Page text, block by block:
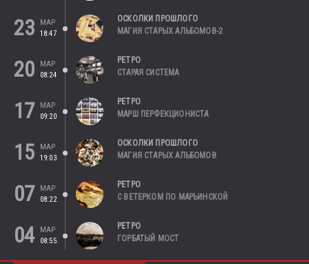
23
МАР
18:47
ОСКОЛКИ ПРОШЛОГО
МАГИЯ СТАРЫХ АЛЬБОМОВ-2
20
МАР
08:24
РЕТРО
СТАРАЯ СИСТЕМА
17
МАР
09:20
РЕТРО
МАРШ ПЕРФЕКЦИОНИСТА
15
МАР
19:03
ОСКОЛКИ ПРОШЛОГО
МАГИЯ СТАРЫХ АЛЬБОМОВ
07
МАР
08:22
РЕТРО
С ВЕТЕРКОМ ПО МАРЬИНСКОЙ
04
МАР
08:55
РЕТРО
ГОРБАТЫЙ МОСТ